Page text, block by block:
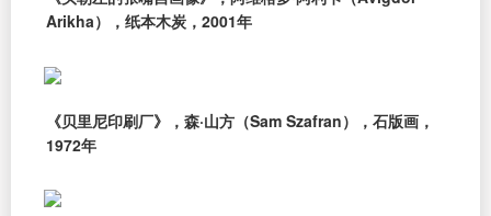
Arikha），纸本木炭，2001年
《贝里尼印刷厂》，森·山方（Sam Szafran），石版画，
1972年